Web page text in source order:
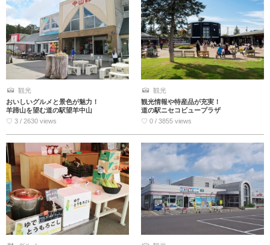
観光
おいしいグルメと景色が魅力！
羊蹄山を望む道の駅望羊中山
♡ 3 / 2630 views
観光
観光情報や特産品が充実！
道の駅ニセコビュープラザ
♡ 0 / 3855 views